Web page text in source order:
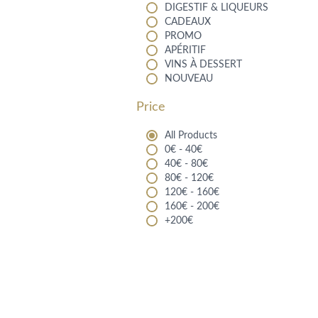
DIGESTIF & LIQUEURS
CADEAUX
PROMO
APÉRITIF
VINS À DESSERT
NOUVEAU
Price
All Products
0€ - 40€
40€ - 80€
80€ - 120€
120€ - 160€
160€ - 200€
+200€